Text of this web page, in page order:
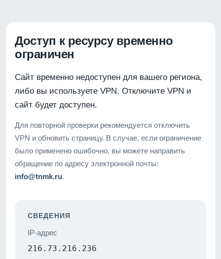
Доступ к ресурсу временно
ограничен
Сайт временно недоступен для вашего региона,
либо вы используете VPN. Отключите VPN и
сайт будет доступен.
Для повторной проверки рекомендуется отключить
VPN и обновить страницу. В случае, если ограничение
было применено ошибочно, вы можете направить
обращение по адресу электронной почты:
info@tnmk.ru.
СВЕДЕНИЯ
IP-адрес
216.73.216.236